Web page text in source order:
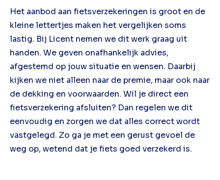
Het aanbod aan fietsverzekeringen is groot en de
kleine lettertjes maken het vergelijken soms
lastig. Bij Licent nemen we dit werk graag uit
handen. We geven onafhankelijk advies,
afgestemd op jouw situatie en wensen. Daarbij
kijken we niet alleen naar de premie, maar ook naar
de dekking en voorwaarden. Wil je direct een
fietsverzekering afsluiten? Dan regelen we dit
eenvoudig en zorgen we dat alles correct wordt
vastgelegd. Zo ga je met een gerust gevoel de
weg op, wetend dat je fiets goed verzekerd is.